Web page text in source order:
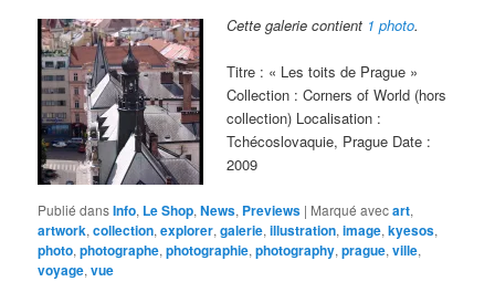
Cette galerie contient 1 photo.
Titre : « Les toits de Prague »
Collection : Corners of World (hors
collection) Localisation :
Tchécoslovaquie, Prague Date :
2009
Publié dansInfo, Le Shop,News, Previews | Marqué avecart,
artwork,collection,explorer,galerie,illustration,image,kyesos,
photo,photographe,photographie,photography,prague,ville,
voyage,vue